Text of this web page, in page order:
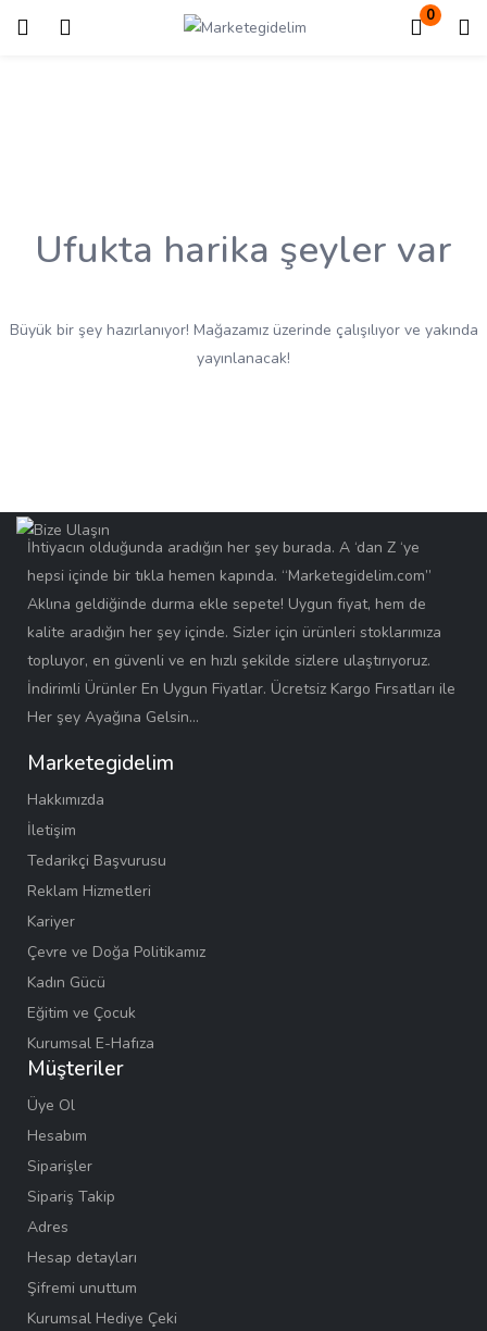
0
Giriş Kayıt ol
Ufukta harika şeyler var
Büyük bir şey hazırlanıyor! Mağazamız üzerinde çalışılıyor ve yakında
yayınlanacak!
İhtiyacın olduğunda aradığın her şey burada. A ‘dan Z ‘ye
hepsi içinde bir tıkla hemen kapında. “Marketegidelim.com”
Aklına geldiğinde durma ekle sepete! Uygun fiyat, hem de
kalite aradığın her şey içinde. Sizler için ürünleri stoklarımıza
topluyor, en güvenli ve en hızlı şekilde sizlere ulaştırıyoruz.
İndirimli Ürünler En Uygun Fiyatlar. Ücretsiz Kargo Fırsatları ile
Her şey Ayağına Gelsin…
Marketegidelim
Hakkımızda
İletişim
Tedarikçi Başvurusu
Reklam Hizmetleri
Kariyer
Çevre ve Doğa Politikamız
Kadın Gücü
Eğitim ve Çocuk
Kurumsal E-Hafıza
Müşteriler
Üye Ol
Hesabım
Siparişler
Sipariş Takip
Adres
Hesap detayları
Şifremi unuttum
Kurumsal Hediye Çeki